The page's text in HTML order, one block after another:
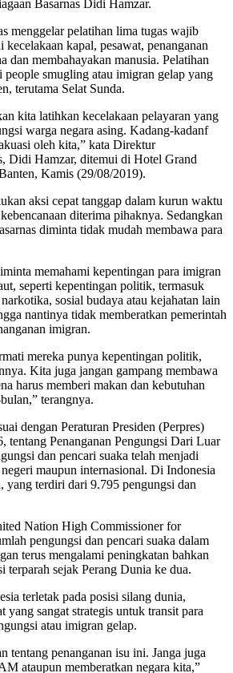
Basarnas Didi Hamzar.
menggelar pelatihan lima tugas wajib
kapal, pesawat, penanganan
dan membahayakan manusia. Pelatihan
people smugling atau imigran gelap yang
terutama Selat Sunda.
kita latihkan kecelakaan pelayaran yang
warga negara asing. Kadang-kadanf
oleh kita,” kata Direktur
Didi Hamzar, ditemui di Hotel Grand
Kamis (29/08/2019).
aksi cepat tanggap dalam kurun waktu
diterima pihaknya. Sedangkan
diminta tidak mudah membawa para
memahami kepentingan para imigran
seperti kepentingan politik, termasuk
sosial budaya atau kejahatan lain
nantinya tidak memberatkan pemerintah
imigran.
mereka punya kepentingan politik,
Kita juga jangan gampang membawa
harus memberi makan dan kebutuhan
terangnya.
dengan Peraturan Presiden (Perpres)
tentang Penanganan Pengungsi Dari Luar
dan pencari suaka telah menjadi
maupun internasional. Di Indonesia
yang terdiri dari 9.795 pengungsi dan
Nation High Commissioner for
pengungsi dan pencari suaka dalam
terus mengalami peningkatan bahkan
terparah sejak Perang Dunia ke dua.
terletak pada posisi silang dunia,
yang sangat strategis untuk transit para
atau imigran gelap.
tentang penanganan isu ini. Janga juga
ataupun memberatkan negara kita,”